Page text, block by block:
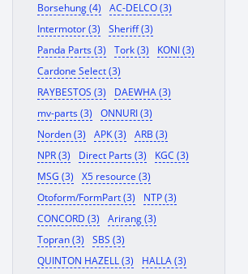
Borsehung (4)
AC-DELCO (3)
Intermotor (3)
Sheriff (3)
Panda Parts (3)
Tork (3)
KONI (3)
Cardone Select (3)
RAYBESTOS (3)
DAEWHA (3)
mv-parts (3)
ONNURI (3)
Norden (3)
APK (3)
ARB (3)
NPR (3)
Direct Parts (3)
KGC (3)
MSG (3)
X5 resource (3)
Otoform/FormPart (3)
NTP (3)
CONCORD (3)
Arirang (3)
Topran (3)
SBS (3)
QUINTON HAZELL (3)
HALLA (3)